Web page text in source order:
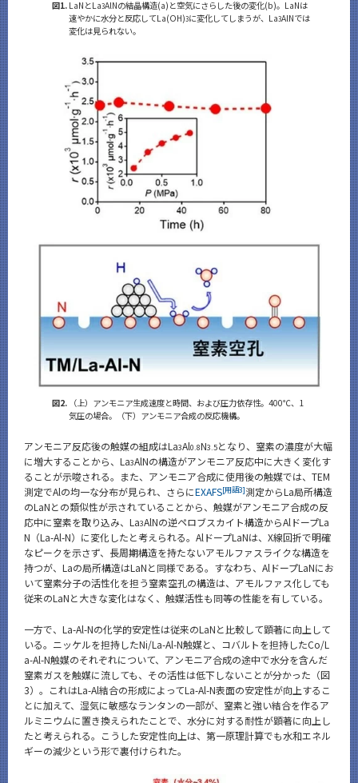
図1. LaNとLa3AlNの結晶構造(a)と空気にさらした後の変化(b)。LaNは
速やかに水分と反応してLa(OH)3に変化してしまうが、La3AlNでは
変化は見られない。
図2. （上）アンモニア生成速度と時間、および圧力依存性。400℃、1
気圧の場合。（下）アンモニア合成の反応機構。
アンモニア反応後の触媒の組成はLa3Al0.8N3.5となり、窒素の濃度が大幅
に増大することから、La3AlNの構造がアンモニア反応中に大きく変化す
ることが示唆される。また、アンモニア合成に使用後の触媒では、TEM
測定でAlの均一な分布が見られ、さらにEXAFS[用語3]測定からLa局所構造
のLaNとの類似性が示されていることから、触媒がアンモニア合成の反
応中に窒素を取り込み、La3AlNの逆ペロブスカイト構造からAlドープLa
N（La-Al-N）に変化したと考えられる。AlドープLaNは、X線回折で明確
なピークを示さず、長周期構造を持たないアモルファスライクな構造を
持つが、Laの局所構造はLaNと同様である。すなわち、AlドープLaNにお
いて窒素分子の活性化を担う窒素空孔の構造は、アモルファス化しても
従来のLaNと大きな変化はなく、触媒活性も同等の性能を有している。
一方で、La-Al-Nの化学的安定性は従来のLaNと比較して顕著に向上して
いる。ニッケルを担持したNi/La-Al-N触媒と、コバルトを担持したCo/L
a-Al-N触媒のそれぞれについて、アンモニア合成の途中で水分を含んだ
窒素ガスを触媒に流しても、その活性は低下しないことが分かった（図
3）。これはLa-Al結合の形成によってLa-Al-N表面の安定性が向上するこ
とに加えて、湿気に敏感なランタンの一部が、窒素と強い結合を作るア
ルミニウムに置き換えられたことで、水分に対する耐性が顕著に向上し
たと考えられる。こうした安定性向上は、第一原理計算でも水和エネル
ギーの減少という形で裏付けられた。